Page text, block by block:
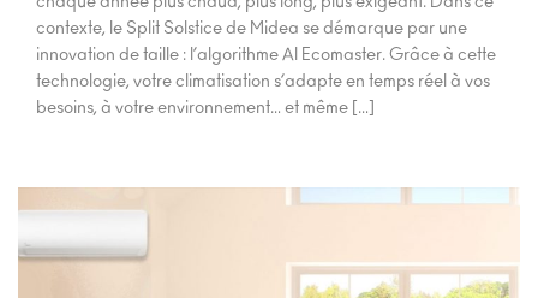
contexte, le Split Solstice de Midea se démarque par une
innovation de taille : l’algorithme AI Ecomaster. Grâce à cette
technologie, votre climatisation s’adapte en temps réel à vos
besoins, à votre environnement… et même […]